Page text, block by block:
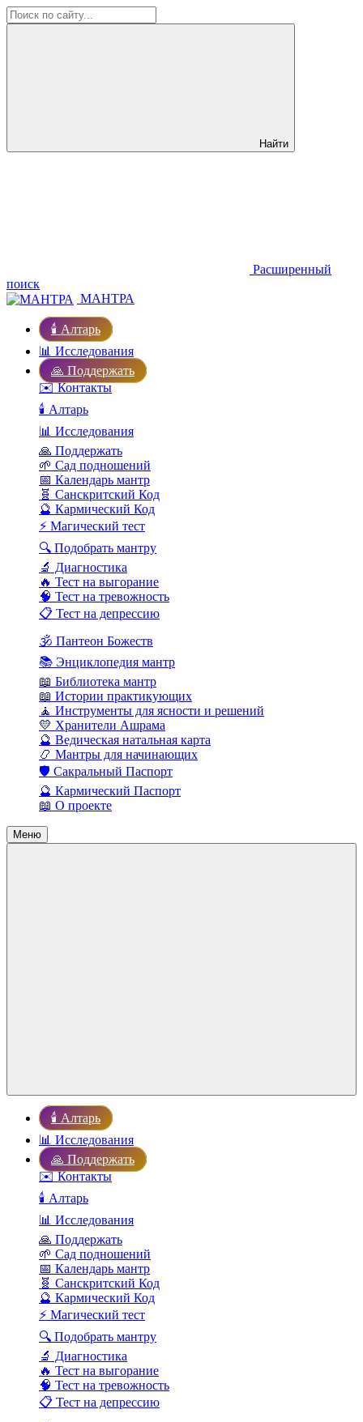
Найти
Расширенный
поиск
МАНТРА
🕯️ Алтарь
📊 Исследования
🙏 Поддержать
✉️ Контакты
🕯️ Алтарь
📊 Исследования
🙏 Поддержать
🌱 Сад подношений
📅 Календарь мантр
🧬 Санскритский Код
🔮 Кармический Код
⚡ Магический тест
🔍 Подобрать мантру
🔬 Диагностика
🔥 Тест на выгорание
🧠 Тест на тревожность
📋 Тест на депрессию
🕉️ Пантеон Божеств
📚 Энциклопедия мантр
📖 Библиотека мантр
📖 Истории практикующих
🧘 Инструменты для ясности и решений
💛 Хранители Ашрама
🔮 Ведическая натальная карта
📿 Мантры для начинающих
🛡️ Сакральный Паспорт
🔮 Кармический Паспорт
📖 О проекте
Меню
🕯️ Алтарь
📊 Исследования
🙏 Поддержать
✉️ Контакты
🕯️ Алтарь
📊 Исследования
🙏 Поддержать
🌱 Сад подношений
📅 Календарь мантр
🧬 Санскритский Код
🔮 Кармический Код
⚡ Магический тест
🔍 Подобрать мантру
🔬 Диагностика
🔥 Тест на выгорание
🧠 Тест на тревожность
📋 Тест на депрессию